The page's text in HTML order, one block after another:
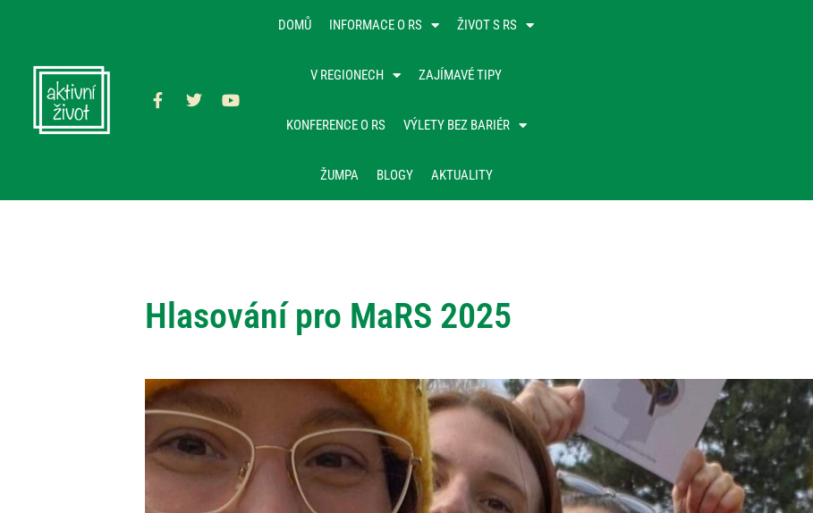
DOMŮ INFORMACE O RS ŽIVOT S RS
V REGIONECH ZAJÍMAVÉ TIPY
KONFERENCE O RS VÝLETY BEZ BARIÉR
ŽUMPA BLOGY AKTUALITY
Hlasování pro MaRS 2025